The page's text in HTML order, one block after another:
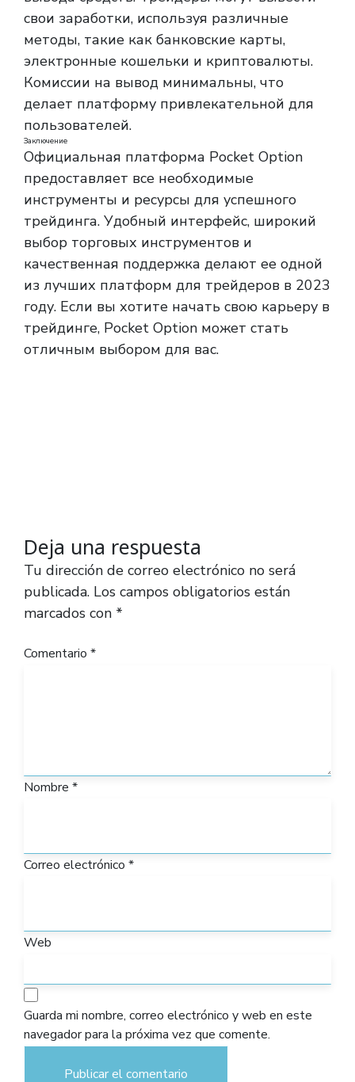
свои заработки, используя различные
методы, такие как банковские карты,
электронные кошельки и криптовалюты.
Комиссии на вывод минимальны, что
делает платформу привлекательной для
пользователей.
Заключение
Официальная платформа Pocket Option
предоставляет все необходимые
инструменты и ресурсы для успешного
трейдинга. Удобный интерфейс, широкий
выбор торговых инструментов и
качественная поддержка делают ее одной
из лучших платформ для трейдеров в 2023
году. Если вы хотите начать свою карьеру в
трейдинге, Pocket Option может стать
отличным выбором для вас.
Deja una respuesta
Tu dirección de correo electrónico no será
publicada. Los campos obligatorios están
marcados con *
Comentario *
Nombre *
Correo electrónico *
Web
Guarda mi nombre, correo electrónico y web en este
navegador para la próxima vez que comente.